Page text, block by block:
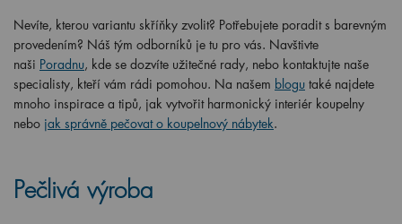
Nevíte, kterou variantu skříňky zvolit? Potřebujete poradit s barevným
provedením? Náš tým odborníků je tu pro vás. Navštivte
naši Poradnu, kde se dozvíte užitečné rady, nebo kontaktujte naše
specialisty, kteří vám rádi pomohou. Na našem blogu také najdete
mnoho inspirace a tipů, jak vytvořit harmonický interiér koupelny
nebo jak správně pečovat o koupelnový nábytek.
Pečlivá výroba